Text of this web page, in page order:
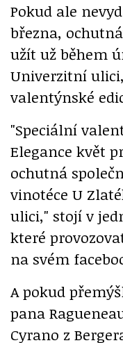
Pokud ale
března,
užít už během
Univerzitní
valentýnské
"Speciální
Elegance květ
ochutná
vinotéce U
ulici," stojí v
které
na svém
A pokud
pana
Cyrano z